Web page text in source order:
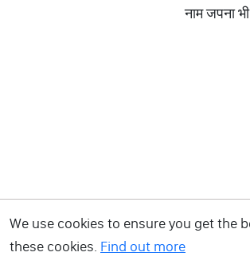
नाम जपना
We use cookies to ensure you get the
these cookies. Find out more